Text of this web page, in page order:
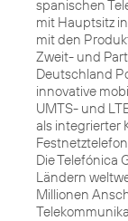
spanischen
mit Hauptsitz
mit den
Zweit- und
Deutschland
innovative
UMTS- und
als integrierter
Die Telefónica
Ländern
Millionen